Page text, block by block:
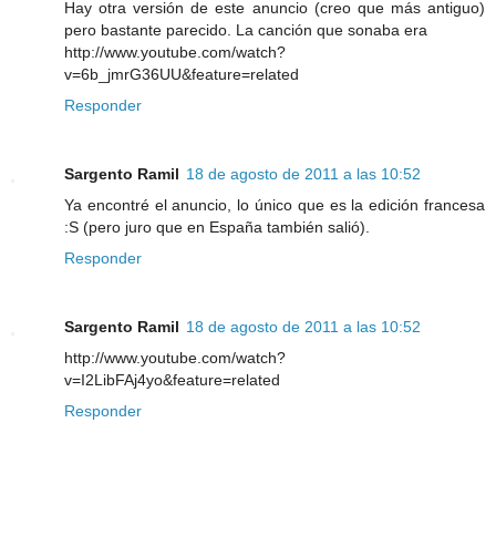
Hay otra versión de este anuncio (creo que más antiguo)
pero bastante parecido. La canción que sonaba era
http://www.youtube.com/watch?
v=6b_jmrG36UU&feature=related
Responder
Sargento Ramil 18 de agosto de 2011 a las 10:52
Ya encontré el anuncio, lo único que es la edición francesa
:S (pero juro que en España también salió).
Responder
Sargento Ramil 18 de agosto de 2011 a las 10:52
http://www.youtube.com/watch?
v=I2LibFAj4yo&feature=related
Responder